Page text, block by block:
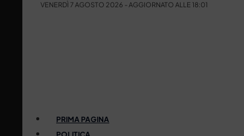
VENERDÌ 7 AGOSTO 2026 - AGGIORNATO ALLE 18:01
PRIMA PAGINA